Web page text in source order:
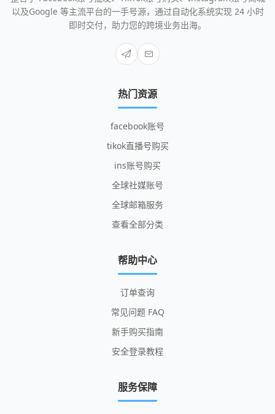
以及Google 等主流平台的一手号源，通过自动化系统实现 24 小时
即时交付，助力您的跨境业务出海。
热门资源
facebook账号
tikok直播号购买
ins账号购买
全球社媒账号
全球邮箱服务
查看全部分类
帮助中心
订单查询
常见问题 FAQ
新手购买指南
安全登录教程
服务保障